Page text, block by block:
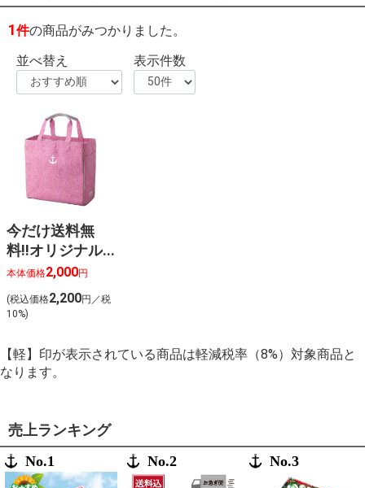
1件の商品がみつかりました。
並べ替え
表示件数
今だけ送料無
料‼オリジナル
スクエアバッグ
（ピンク）◆
本体価格2,000円
(税込価格2,200円／税
10%)
【軽】印が表示されている商品は軽減税率（8%）対象商品と
なります。
売上ランキング
No.1 No.2 No.3